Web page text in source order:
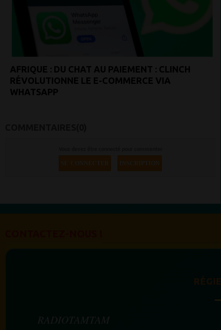
AFRIQUE : DU CHAT AU PAIEMENT : CLINCH
RÉVOLUTIONNE LE E-COMMERCE VIA
WHATSAPP
SE CONNECTER INSCRIPTION
RADIOTAMTAM